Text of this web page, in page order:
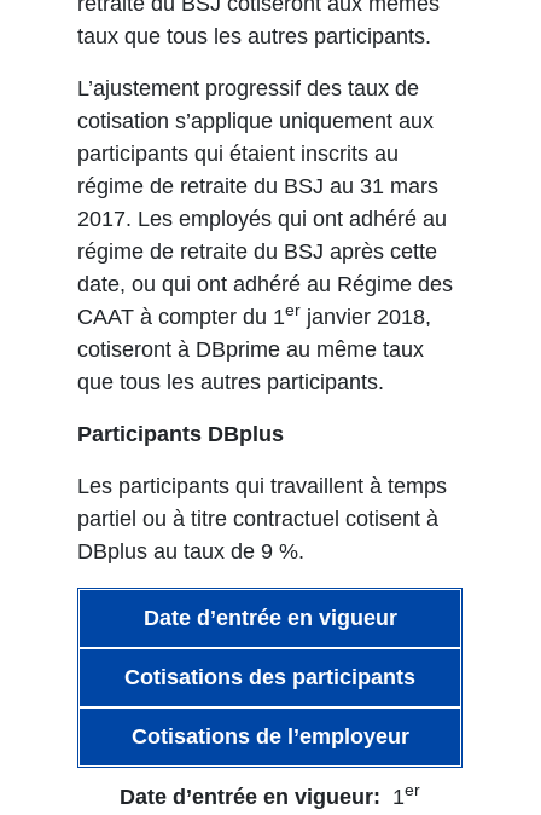
taux que tous les autres participants.
L’ajustement progressif des taux de
cotisation s’applique uniquement aux
participants qui étaient inscrits au
régime de retraite du BSJ au 31 mars
2017. Les employés qui ont adhéré au
régime de retraite du BSJ après cette
date, ou qui ont adhéré au Régime des
CAAT à compter du 1er janvier 2018,
cotiseront à DBprime au même taux
que tous les autres participants.
Participants DBplus
Les participants qui travaillent à temps
partiel ou à titre contractuel cotisent à
DBplus au taux de 9 %.
Date d’entrée en vigueur
Cotisations des participants
Cotisations de l’employeur
1er